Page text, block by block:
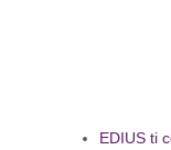
EDIUS ti